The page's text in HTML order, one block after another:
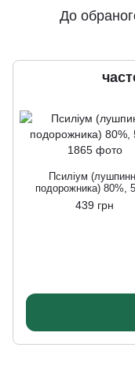
До
Псиліум
подорожника) 80%,
439 грн